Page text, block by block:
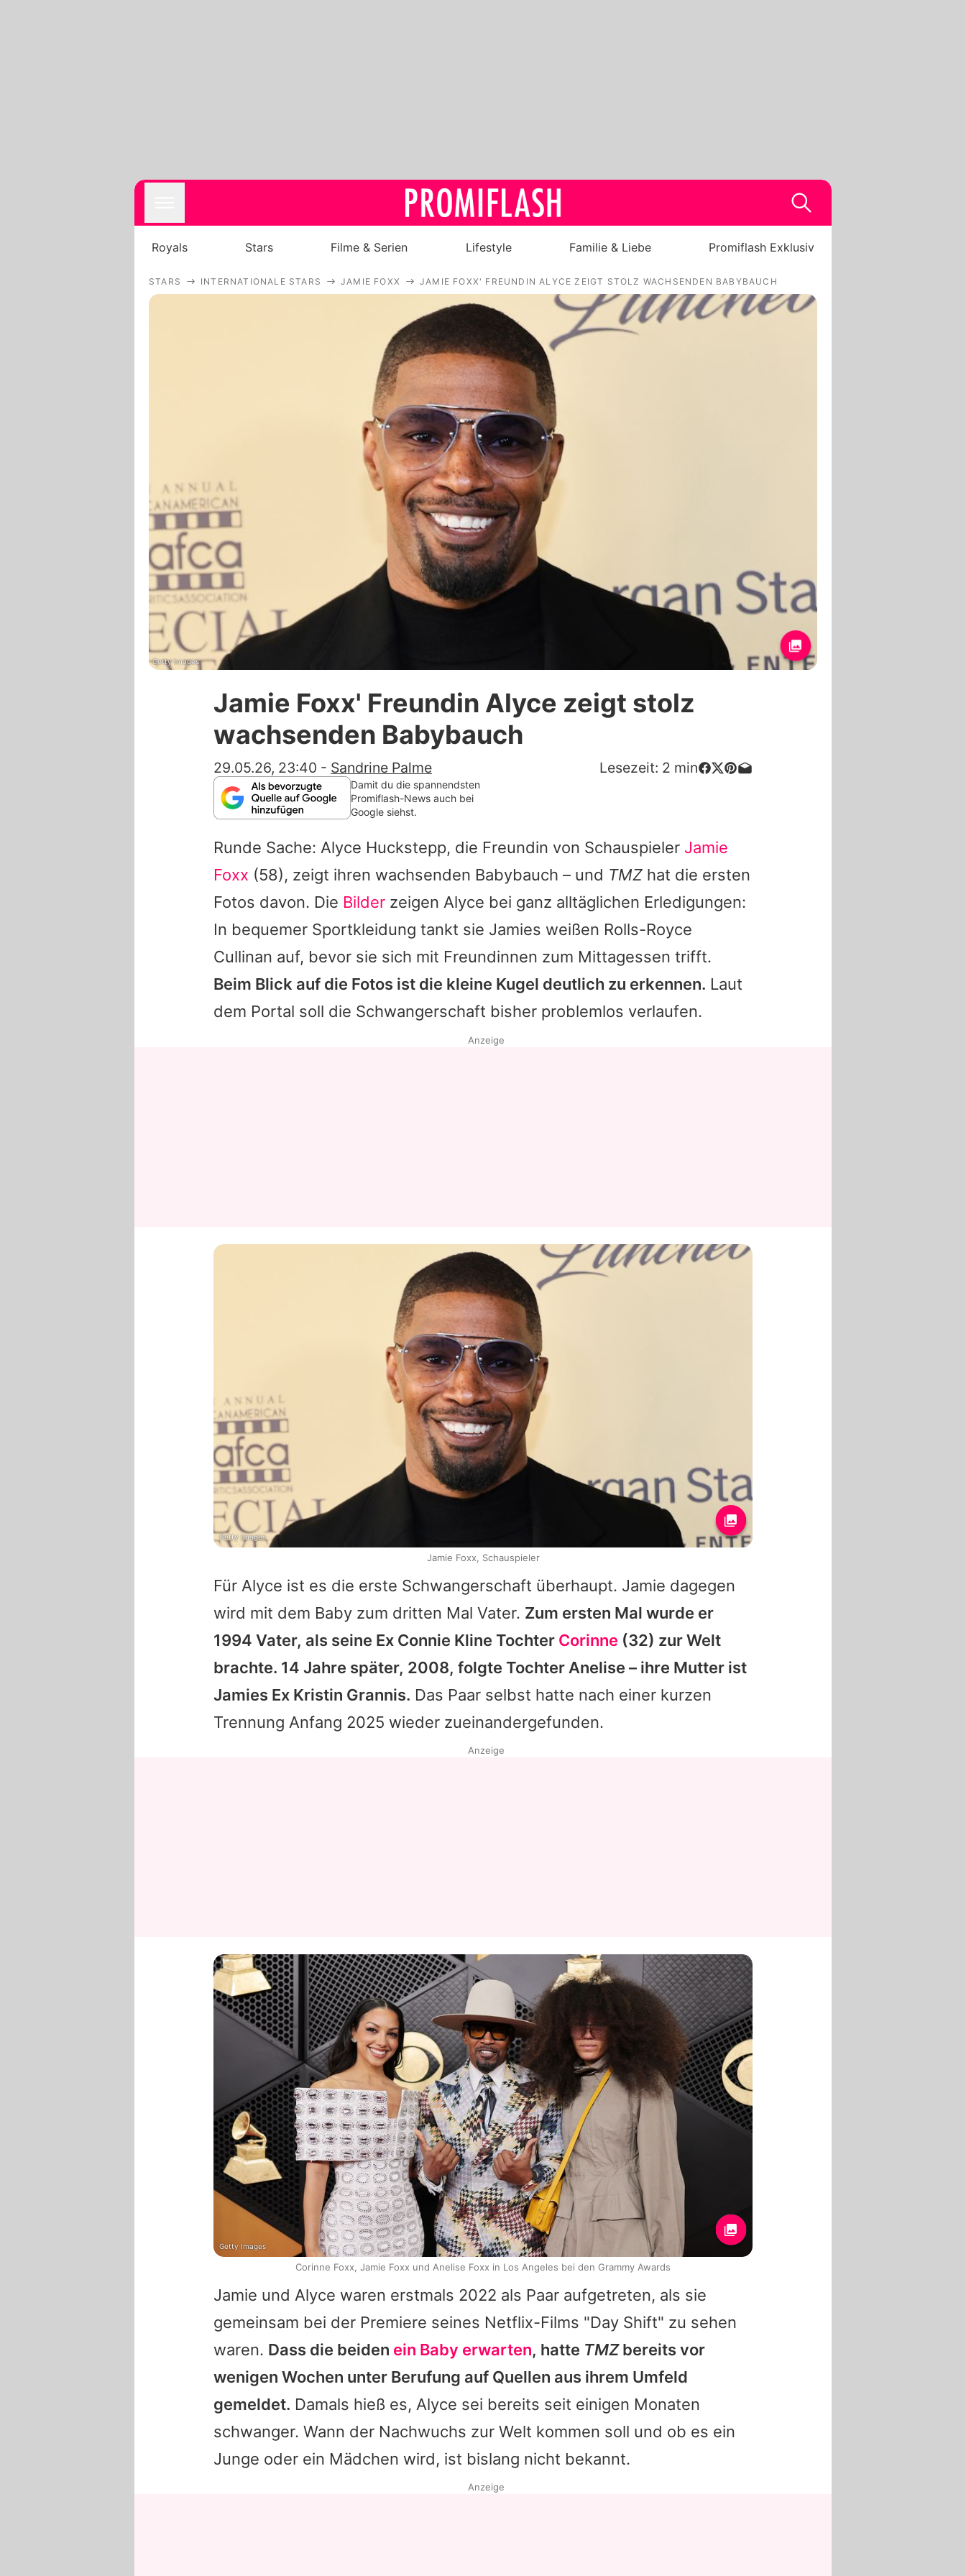
Royals
Stars
Filme & Serien
Lifestyle
Familie & Liebe
Promiflash Exklusiv
Alle Themen auf Promiflash
Jobs
App runterladen
Team
Redaktionelle Richtlinien
Datenschutzerklärung
Nutzungsbedingungen
Utiq verwalten
Royals Stars Filme & Serien Lifestyle Familie & Liebe Promiflash Exklusiv
STARS INTERNATIONALE STARS JAMIE FOXX JAMIE FOXX' FREUNDIN ALYCE ZEIGT STOLZ WACHSENDEN BABYBAUCH
Getty Images
Jamie Foxx' Freundin Alyce zeigt stolz
wachsenden Babybauch
29.05.26, 23:40 - Sandrine Palme Lesezeit: 2 min
Damit du die spannendsten
Promiflash-News auch bei
Google siehst.
Runde Sache: Alyce Huckstepp, die Freundin von Schauspieler Jamie
Foxx (58), zeigt ihren wachsenden Babybauch – und TMZ hat die ersten
Fotos davon. Die Bilder zeigen Alyce bei ganz alltäglichen Erledigungen:
In bequemer Sportkleidung tankt sie Jamies weißen Rolls-Royce
Cullinan auf, bevor sie sich mit Freundinnen zum Mittagessen trifft.
Beim Blick auf die Fotos ist die kleine Kugel deutlich zu erkennen. Laut
dem Portal soll die Schwangerschaft bisher problemlos verlaufen.
Für Alyce ist es die erste Schwangerschaft überhaupt. Jamie dagegen
wird mit dem Baby zum dritten Mal Vater. Zum ersten Mal wurde er
1994 Vater, als seine Ex Connie Kline Tochter Corinne (32) zur Welt
brachte. 14 Jahre später, 2008, folgte Tochter Anelise – ihre Mutter ist
Jamies Ex Kristin Grannis. Das Paar selbst hatte nach einer kurzen
Trennung Anfang 2025 wieder zueinandergefunden.
Jamie und Alyce waren erstmals 2022 als Paar aufgetreten, als sie
gemeinsam bei der Premiere seines Netflix-Films "Day Shift" zu sehen
waren. Dass die beiden ein Baby erwarten, hatte TMZbereits vor
wenigen Wochen unter Berufung auf Quellen aus ihrem Umfeld
gemeldet. Damals hieß es, Alyce sei bereits seit einigen Monaten
schwanger. Wann der Nachwuchs zur Welt kommen soll und ob es ein
Junge oder ein Mädchen wird, ist bislang nicht bekannt.
Anzeige
Getty Images
Jamie Foxx, Schauspieler
Anzeige
Getty Images
Corinne Foxx, Jamie Foxx und Anelise Foxx in Los Angeles bei den Grammy Awards
Anzeige